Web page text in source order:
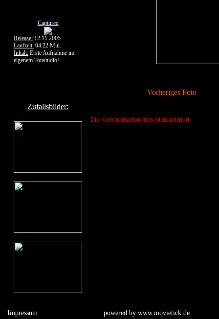
Captured
Release: 12.11.2005
Laufzeit: 04:22 Min.
Inhalt: Erste Aufnahme im
eigenem Tonstudio!
Zufallsbilder:
Vorheriges Foto
Die Kommentarfunktion ist deaktiviert.
Impressum powered by www.movietick.de